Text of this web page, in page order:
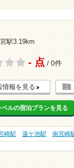
駅3.19km
- 点 / 0件
情報を見る
ルの宿泊プランを見る
崎駅 蓮ケ池駅 南宮崎